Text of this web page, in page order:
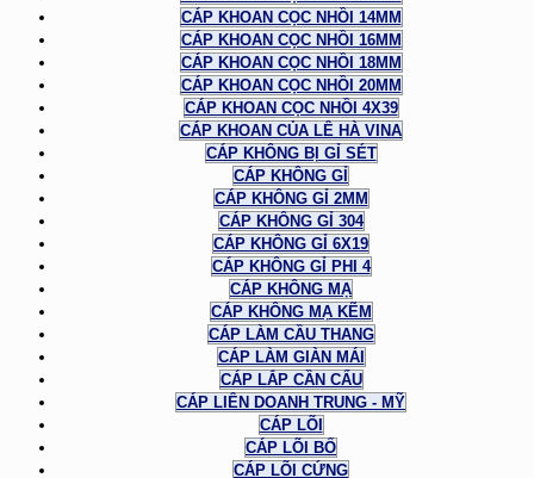
CÁP KHOAN CỌC NHỒI 14MM
CÁP KHOAN CỌC NHỒI 16MM
CÁP KHOAN CỌC NHỒI 18MM
CÁP KHOAN CỌC NHỒI 20MM
CÁP KHOAN CỌC NHỒI 4X39
CÁP KHOAN CỦA LÊ HÀ VINA
CÁP KHÔNG BỊ GỈ SÉT
CÁP KHÔNG GỈ
CÁP KHÔNG GỈ 2MM
CÁP KHÔNG GỈ 304
CÁP KHÔNG GỈ 6X19
CÁP KHÔNG GỈ PHI 4
CÁP KHÔNG MẠ
CÁP KHÔNG MẠ KẼM
CÁP LÀM CẦU THANG
CÁP LÀM GIÀN MÁI
CÁP LẮP CẦN CẨU
CÁP LIÊN DOANH TRUNG - MỸ
CÁP LÕI
CÁP LÕI BỐ
CÁP LÕI CỨNG